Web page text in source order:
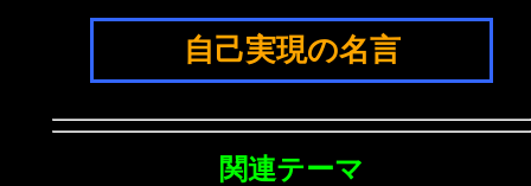
自己実現の名言
関連テーマ